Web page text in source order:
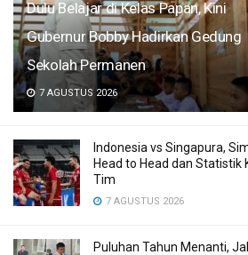
Dulu Belajar di Kelas Papan, Kini
Gubernur Bobby Hadirkan Gedung
Sekolah Permanen
7 AGUSTUS 2026
Indonesia vs Singapura,
Head to Head dan Statistik
Tim
7 AGUSTUS 2026
Puluhan Tahun Menanti,